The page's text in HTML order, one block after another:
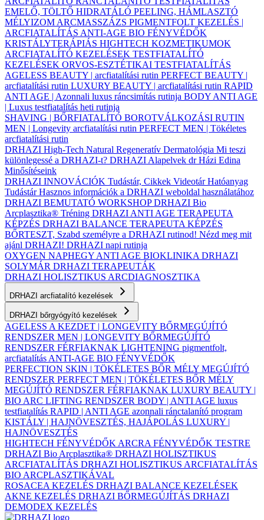
EMELŐ, TÖLTŐ HIDRATÁLÓ PEELING, HÁMLASZTÓ
MÉLYIZOM ARCMASSZÁZS PIGMENTFOLT KEZELÉS |
ARCFIATALÍTÁS ANTI-AGE BIO FÉNYVÉDŐK
KRISTÁLYTERÁPIÁS HIGHTECH KOZMETIKUMOK
ARCFIATALÍTÓ KEZELÉSEK TESTFIATALÍTÓ
KEZELÉSEK ORVOS-ESZTÉTIKAI TESTFIATALÍTÁS
AGELESS BEAUTY | arcfiatalítási rutin PERFECT BEAUTY |
arcfiatalítási rutin LUXURY BEAUTY | arcfiatalítási rutin RAPID
ANTI AGE | Azonnali luxus ráncsimítás rutinja BODY ANTI AGE
| Luxus testfiatalítás heti rutinja
SHAVING | BŐRFIATALÍTÓ BOROTVÁLKOZÁSI RUTIN
MEN | Longevity arcfiatalítási rutin PERFECT MEN | Tökéletes
arcfiatalítási rutin
DRHAZI High-Tech Natural Regeneratív Dermatológia Mi teszi
különlegessé a DRHAZI-t? DRHAZI Alapelvek dr Házi Edina
Minősítéseink
DRHAZI INNOVÁCIÓK Tudástár, Cikkek VideotárHatóanyag
TudástárHasznos információk a DRHAZI weboldal használatához
DRHAZI BEMUTATÓ WORKSHOPDRHAZI Bio
Arcplasztika® Tréning DRHAZI ANTI AGE TERAPEUTA
KÉPZÉS DRHAZI BALANCE TERAPEUTA KÉPZÉS
BŐRTESZT, Szabd személyre a DRHAZI rutinod! Nézd meg mit
ajánl DRHAZI! DRHAZI napi rutinja
OXYGEN NAPHEGY ANTI AGE BIOKLINIKA DRHAZI
SOLYMÁR DRHAZI TERAPEUTÁK
DRHAZI HOLISZTIKUS ARCDIAGNOSZTIKA
DRHAZI arcfiatalító kezelések
DRHAZI bőrgyógyító kezelések
AGELESS A KEZDET | LONGEVITY BŐRMEGÚJÍTÓ
RENDSZER MEN | LONGEVITY BŐRMEGÚJÍTÓ
RENDSZER FÉRFIAKNAK LIGHTENING pigmentfolt,
arcfiatalítás ANTI-AGE BIO FÉNYVÉDŐK
PERFECTION SKIN | TÖKÉLETES BŐR MÉLY MEGÚJÍTÓ
RENDSZER PERFECT MEN | TÖKÉLETES BŐR MÉLY
MEGÚJÍTÓ RENDSZER FÉRFIAKNAK LUXURY BEAUTY |
BIO ARC LIFTING RENDSZER BODY | ANTI AGE luxus
testfiatalítás RAPID | ANTI AGE azonnali ránctalanító program
KISTÁLY | HAJNÖVESZTÉS, HAJÁPOLÁS LUXURY |
HAJNÖVESZTÉS
HIGHTECH FÉNYVÉDŐK ARCRA FÉNYVÉDŐK TESTRE
DRHAZI Bio Arcplasztika® DRHAZI HOLISZTIKUS
ARCFIATALÍTÁS DRHAZI HOLISZTIKUS ARCFIATALÍTÁS
BIO ARCPLASZTIKÁVAL
ROSACEA KEZELÉS DRHAZI BALANCE KEZELÉSEK
AKNE KEZELÉS DRHAZI BŐRMEGÚJÍTÁS DRHAZI
DEMODEX KEZELÉS